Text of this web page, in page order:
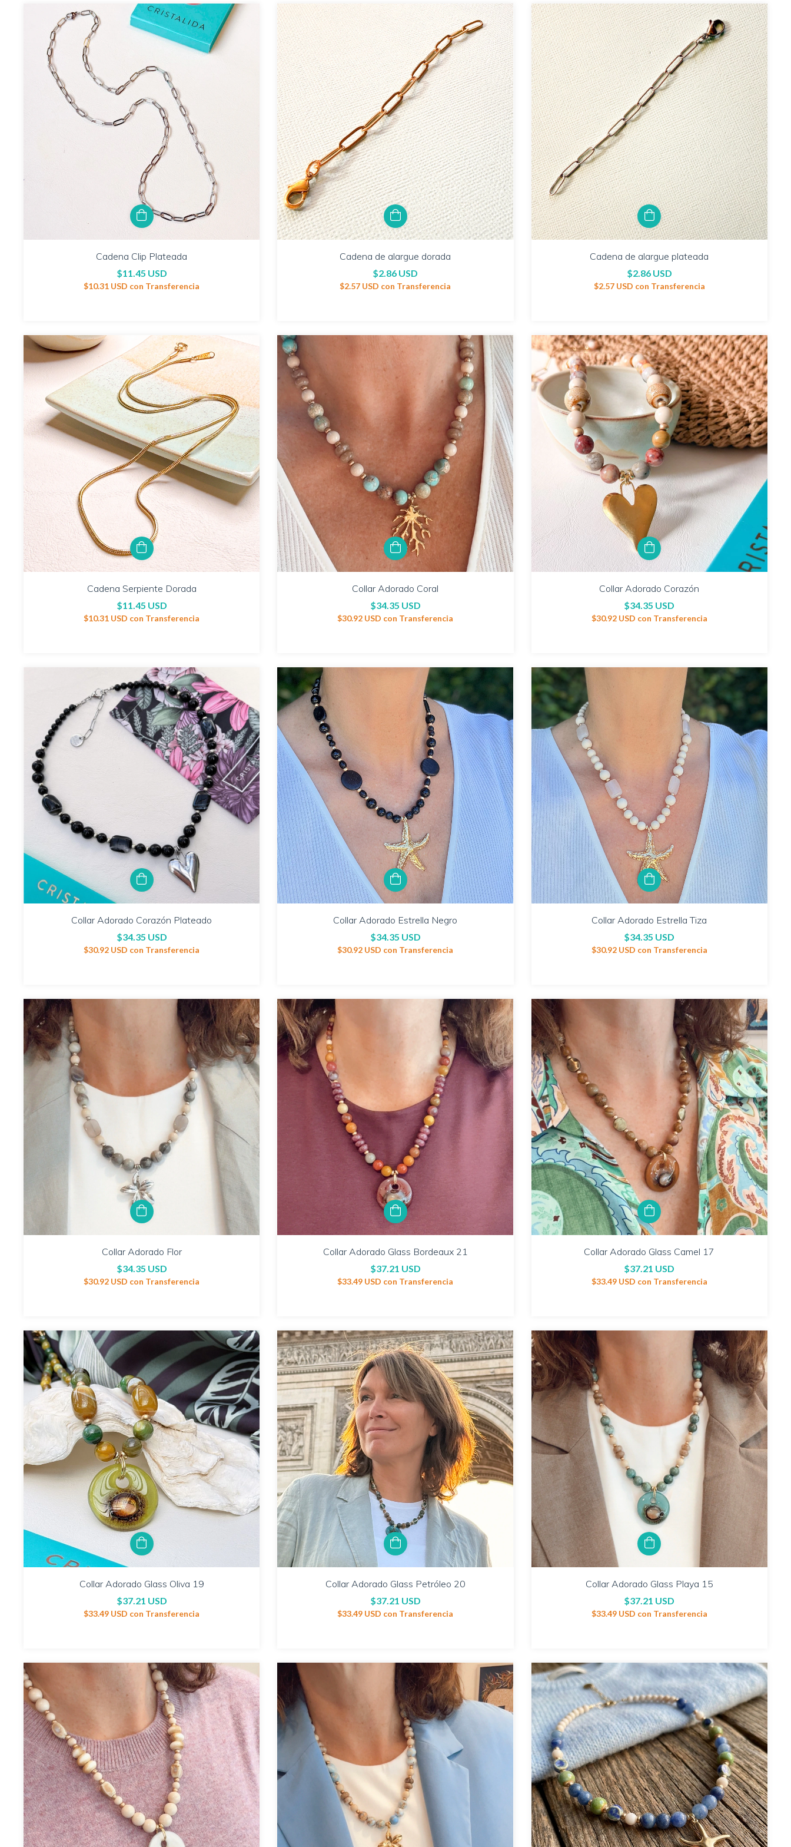
Cadena Clip Plateada
$11.45 USD
$10.31 USD con Transferencia
Cadena de alargue dorada
$2.86 USD
$2.57 USD con Transferencia
Cadena de alargue plateada
$2.86 USD
$2.57 USD con Transferencia
Cadena Serpiente Dorada
$11.45 USD
$10.31 USD con Transferencia
Collar Adorado Coral
$34.35 USD
$30.92 USD con Transferencia
Collar Adorado Corazón
$34.35 USD
$30.92 USD con Transferencia
Collar Adorado Corazón Plateado
$34.35 USD
$30.92 USD con Transferencia
Collar Adorado Estrella Negro
$34.35 USD
$30.92 USD con Transferencia
Collar Adorado Estrella Tiza
$34.35 USD
$30.92 USD con Transferencia
Collar Adorado Flor
$34.35 USD
$30.92 USD con Transferencia
Collar Adorado Glass Bordeaux 21
$37.21 USD
$33.49 USD con Transferencia
Collar Adorado Glass Camel 17
$37.21 USD
$33.49 USD con Transferencia
Collar Adorado Glass Oliva 19
$37.21 USD
$33.49 USD con Transferencia
Collar Adorado Glass Petróleo 20
$37.21 USD
$33.49 USD con Transferencia
Collar Adorado Glass Playa 15
$37.21 USD
$33.49 USD con Transferencia